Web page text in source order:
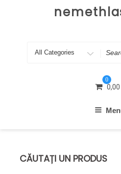
Search
0
0,00
CĂUTAȚI UN PRODUS